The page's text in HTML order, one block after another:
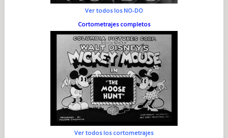
Ver todos los NO-DO
Cortometrajes completos
Ver todos los cortometrajes